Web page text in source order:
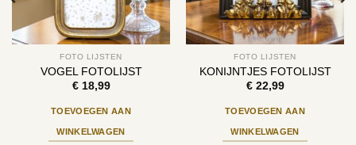
FOTO LIJSTEN
VOGEL FOTOLIJST
€18,99
TOEVOEGEN AAN
WINKELWAGEN
FOTO LIJSTEN
KONIJNTJES FOTOLIJST
€22,99
TOEVOEGEN AAN
WINKELWAGEN